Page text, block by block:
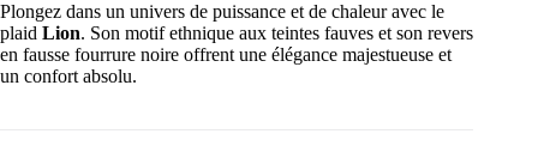
Plongez dans un univers de puissance et de chaleur avec le
plaid Lion. Son motif ethnique aux teintes fauves et son revers
en fausse fourrure noire offrent une élégance majestueuse et
un confort absolu.